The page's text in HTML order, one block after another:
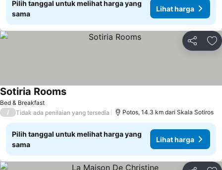
Pilih tanggal untuk melihat harga yang
sama
Lihat harga
Bagikan
Bed & Breakfast
Sotiria RoomsLihat harga
/ Tidak ada penilaian yang tersedia Potos, 14.3 km dari Skala Sotiros
Pilih tanggal untuk melihat harga yang
sama
Lihat harga